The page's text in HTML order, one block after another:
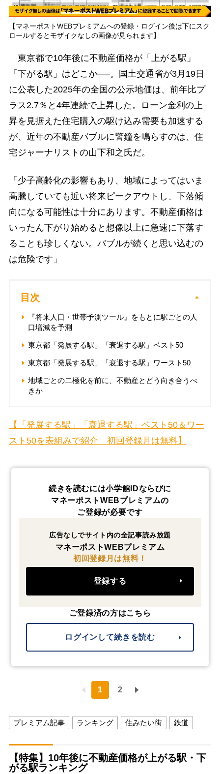
【マネーポストWEBプレミアムへの登録・ログイン後は下にスク
ロールするとモザイクなしの画像が見られます】
東京都で10年後に不動産価格が「上がる駅」
「下がる駅」はどこか──。国土交通省が3月19日
に公表した2025年の全国の公示地価は、前年比プ
ラス2.7％と4年連続で上昇した。ローン金利の上
昇を見据えた住宅購入の駆け込み需要も加速する
が、近年の不動産バブルに警鐘を鳴らすのは、住
宅ジャーナリストの山下和之氏だ。
「少子高齢化の影響もあり、地域によってはいま
高騰していても近い将来ピークアウトし、下落傾
向になる可能性は十分にあります。不動産価格は
いったん下がり始めると想像以上に急速に下落す
ることも珍しくない。バブルが続くと思い込むの
は危険です」
目次
『将来人口・世帯予測ツール』をもとに駅ごとの人
口増減を予測
東京都「発展する駅」「衰退する駅」ベスト50
東京都「発展する駅」「衰退する駅」ワースト50
地域ごとの二極化を前に、不動産とどう向き合うべ
きか
【「発展する駅」「衰退する駅」ベスト50＆ワー
スト50を表組みで紹介 初回登録月は無料】
続きを読むには小学館IDならびに
マネーポストWEBプレミアムの
ご登録が必要です
広告なしでサイト内の全記事読み放題
マネーポストWEBプレミアム
初回登録月は無料！
登録する
ご登録済の方はこちら
ログインして続きを読む
1 2
プレミアム記事 ランキング 住みたい街 鉄道
【特集】10年後に不動産価格が上がる駅・下
がる駅ランキング